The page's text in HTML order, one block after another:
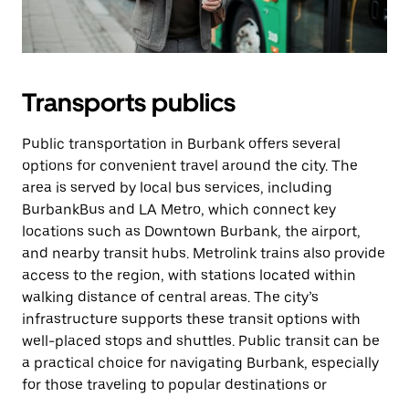
Transports publics
Public transportation in Burbank offers several
options for convenient travel around the city. The
area is served by local bus services, including
BurbankBus and LA Metro, which connect key
locations such as Downtown Burbank, the airport,
and nearby transit hubs. Metrolink trains also provide
access to the region, with stations located within
walking distance of central areas. The city’s
infrastructure supports these transit options with
well-placed stops and shuttles. Public transit can be
a practical choice for navigating Burbank, especially
for those traveling to popular destinations or